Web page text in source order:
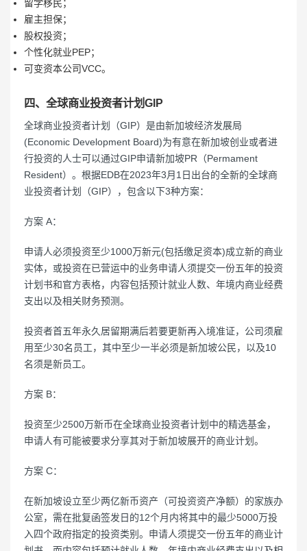
留学移民；
雇主担保；
股权投资；
个性化就业PEP；
可变资本公司VCC。
四、全球商业投资者计划GIP
全球商业投资者计划（GIP）是由新加坡经济发展局
(Economic Development Board)为有意在新加坡创业或者进
行投资的人士可以通过GIP申请新加坡PR（Permament
Resident）。根据EDB在2023年3月1日出台的全新的全球商
业投资者计划（GIP），包含以下3种方案：
方案 A：
申请人必须投资至少1000万新元(包括缴足资本)成立新的商业
实体，或投资在已营运中的业务申请人须提交一份五年的投资
计划书和官方表格，内容包括预计就业人数、年境内商业经费
支出以及相关财务预测。
投资者首五年永久居留期满后若要更新再入境准证，公司须雇
用至少30名员工，其中至少一半必须是新加坡公民，以及10
名须是新员工。
方案 B：
投资至少2500万新币在全球商业投资者计划中的精选基金，
申请人有可能被要求分享其对于新加坡展开的商业计划。
方案 C：
在新加坡设立至少两亿新币资产（可投资资产净额）的家族办
公室，需在批复函签发日的12个月内将其中的最少5000万投
入四个政府指定的投资类别。申请人须提交一份五年的商业计